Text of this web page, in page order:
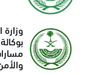
وزارة